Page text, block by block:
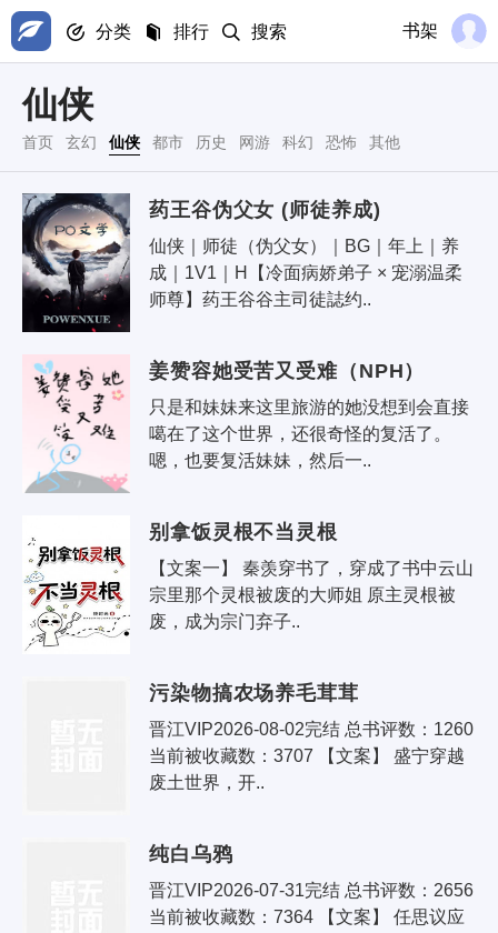
分类 排行 搜索 书架
仙侠
首页 玄幻 仙侠 都市 历史 网游 科幻 恐怖 其他
药王谷伪父女 (师徒养成)
仙侠｜师徒（伪父女）｜BG｜年上｜养
成｜1V1｜H【冷面病娇弟子 × 宠溺温柔
师尊】药王谷谷主司徒誌约..
姜赞容她受苦又受难（NPH）
只是和妹妹来这里旅游的她没想到会直接
噶在了这个世界，还很奇怪的复活了。
嗯，也要复活妹妹，然后一..
别拿饭灵根不当灵根
【文案一】 秦羡穿书了，穿成了书中云山
宗里那个灵根被废的大师姐 原主灵根被
废，成为宗门弃子..
污染物搞农场养毛茸茸
晋江VIP2026-08-02完结 总书评数：1260
当前被收藏数：3707 【文案】 盛宁穿越
废土世界，开..
纯白乌鸦
晋江VIP2026-07-31完结 总书评数：2656
当前被收藏数：7364 【文案】 任思议应